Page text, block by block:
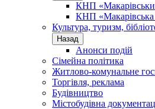
КНП
КНП
Культура, туризм,
Назад
Анонси подій
Сімейна політика
Житлово-комунальне
Торгівля, реклама
Будівництво
Містобудівна